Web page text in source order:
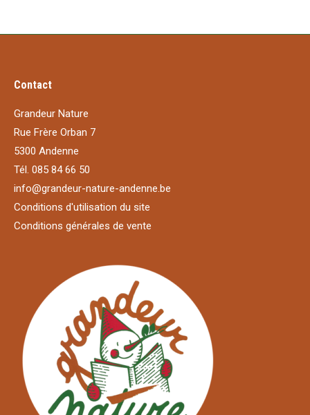
Contact
Grandeur Nature
Rue Frère Orban 7
5300 Andenne
Tél. 085 84 66 50
info@grandeur-nature-andenne.be
Conditions d'utilisation du site
Conditions générales de vente